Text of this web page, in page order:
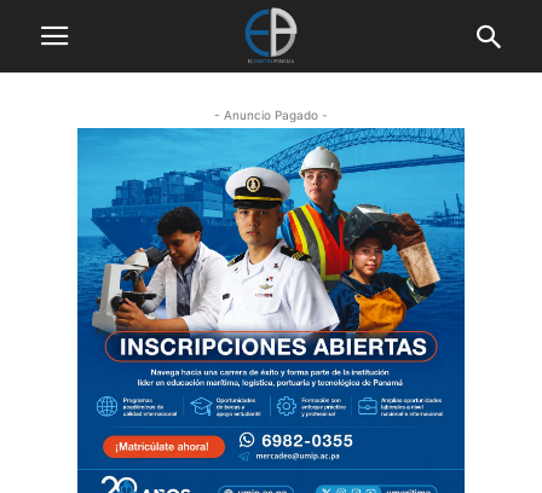
- Anuncio Pagado -